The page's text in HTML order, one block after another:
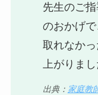
先生のご
のおかげ
取れなか
上がりまし
出典： 家庭教